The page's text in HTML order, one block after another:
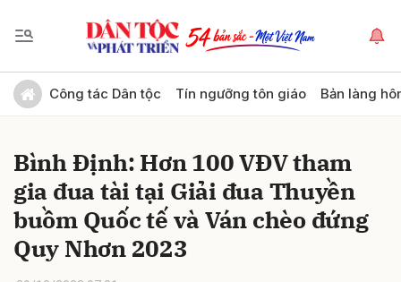
Công tác Dân tộc Tín ngưỡng tôn giáo Bản làng
Bình Định: Hơn 100 VĐV tham
gia đua tài tại Giải đua Thuyền
buồm Quốc tế và Ván chèo đứng
Quy Nhơn 2023
Gửi bình luận